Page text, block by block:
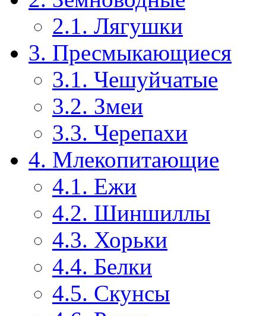
2.1. Лягушки
3. Пресмыкающиеся
3.1. Чешуйчатые
3.2. Змеи
3.3. Черепахи
4. Млекопитающие
4.1. Ежи
4.2. Шиншиллы
4.3. Хорьки
4.4. Белки
4.5. Скунсы